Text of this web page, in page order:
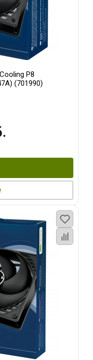
P8
(701990)